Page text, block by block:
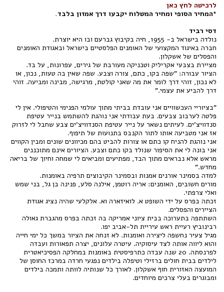
לרכישה לחץ כאן
*המחיר הסופי ומחיר המשלוח יקבעו דרך אמזון בלבד.
דסי רביד
נולדה בישראל ב- 1955, חיה בקיבוץ גברעם ובו היא יוצרת.
חברה באיגוד המקצועי של האומנים הפלסטיים בישראל ובאגודת האומנים
והפסלים של אשקלון.
מציירת בצבעי אקריליק וטכניקה מעורבת של גירים, עפרונות, על בד.
הציור עבורה: "שפה בקו, כתם, צורה וצבע. שפה שאין בה טעות, נכון, או
לא נכון, זוהי דרך לומר את מה שאני קולטת, מרגישה, מבינה ומביעה. זוהי
דרך להביע את עצמי."
"בציוריי העכשוויים אני עובדת בביתי מתוך עולמי הפנימי והטיפולי. אין לי
פלטה לערבוב צבעים. בעת עבודתי אני נוהגת להשתמש בנייר עטיפת
סנדוויצ'ים. לעיתים נשאר על נייר עטיפת הסנדוויצ'ים צבע שחבל לי לזרוק
אז אני מטביעה אותו לתור הקנבס בתנועות של תיפוף.
אני נוהגת להניח קו כתם או צורות להביט בהם מכיוונים שונים ומבין הקווים
אני בונה לי את הסיפור שנולד בקו כתם וצבע. הציורים אינם מתוכננים
מראש אלא נבראים מתוך הבד, מפתיעים ומביאים לי שמחה וחיוך של בריאה
מחדש."
למדה בסמינר אורנים אמנות ובסמינר הקיבוצים תרפיה באומנות.
מורים חשובים, האומנים: אריה רוטמן, אילנה סלע, פנינה בן גל, בני שמש
ואלי צרפתי.
זכתה בפרס על ידי השופט א. לואיזארה וא. אלקלעי שהיה נציג אגודת
הציירים והפסלים.
השתתפה בתערוכה בבית ציוני אמריקה בה זכתה בפרס מהגברת גאולה
רבינוביץ רעיית ראש עיריית תל-אביב יפו.
מגיל צעיר נחשפה ליצירה ואומנות. לא זנחה את הציור במשך כל ימי חייה
והוא ליווה אותה לצד עיסוקיה. עיטרה עלונים, יצרה תפאורות ועבדה
לפרנסתה. 20 שנה עבדה כתרפיסטית באומנות במחלקה הפסיכיאטרית
לילדים בבית חולים ברזילי וטיפלה בילדים נפגעי חרדה במרכז החוסן של
המועצה האזורית חוף אשקלון. לאורך כל שנותיה לוותה ותמכה בילדים
ומבוגרים בעלי צרכים מיוחדים.